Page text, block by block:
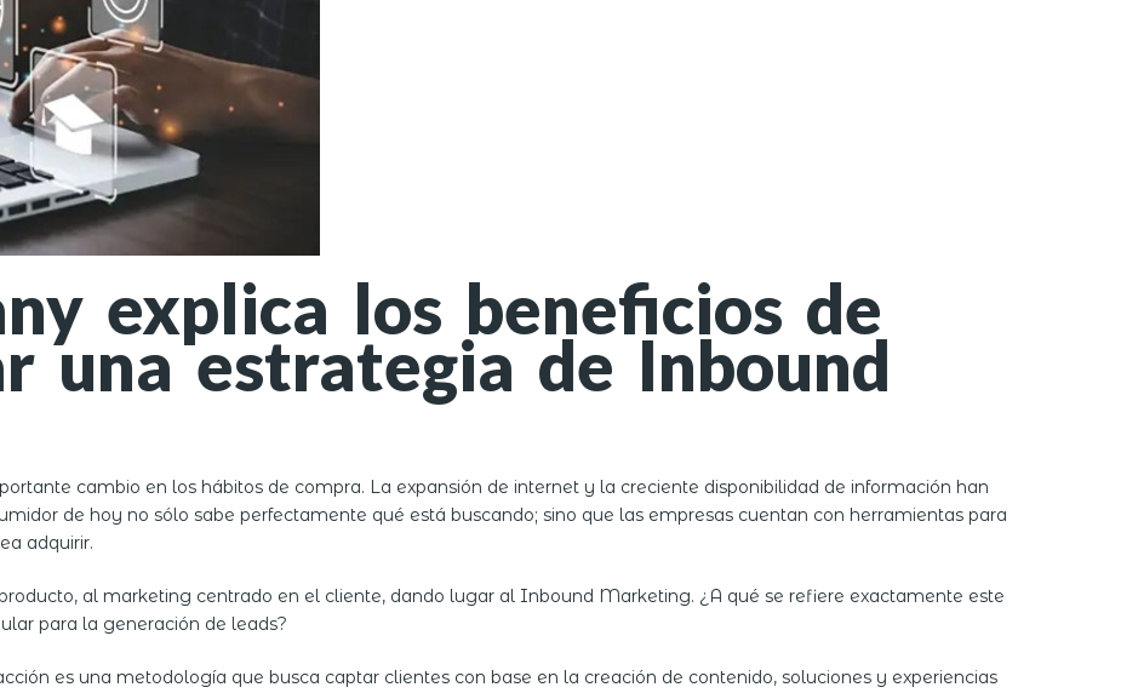
explica los beneficios de
una estrategia de Inbound
cambio en los hábitos de compra. La expansión de internet y la creciente disponibilidad de información han
de hoy no sólo sabe perfectamente qué está buscando; sino que las empresas cuentan con herramientas para
adquirir.
al marketing centrado en el cliente, dando lugar al Inbound Marketing. ¿A qué se refiere exactamente este
para la generación de leads?
es una metodología que busca captar clientes con base en la creación de contenido, soluciones y experiencias